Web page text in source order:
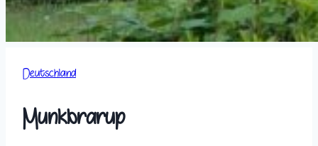
Deutschland
Munkbrarup